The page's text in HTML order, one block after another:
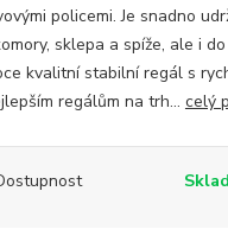
policemi. Je snadno
sklepa a spíže, ale i
kvalitní stabilní regál s
regálům na trh... celý